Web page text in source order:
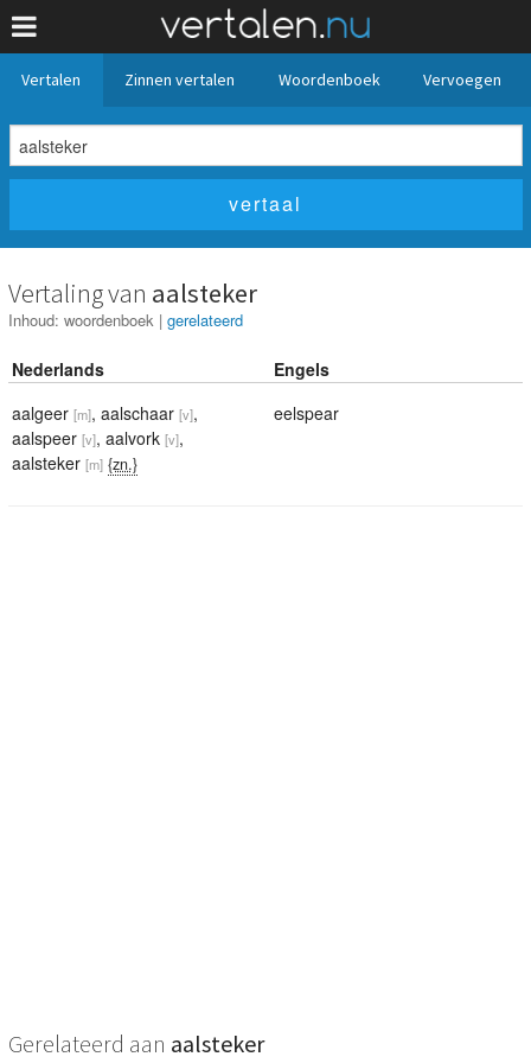
Vertalen Zinnen vertalen Woordenboek Vervoegen
Vertaling van aalsteker
Inhoud: woordenboek | gerelateerd
Nederlands
Engels
aalgeer [m], aalschaar [v],
aalspeer [v], aalvork [v],
aalsteker [m] {zn.}
eelspear
Gerelateerd aan aalsteker